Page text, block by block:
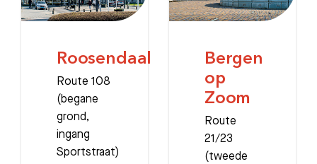
Roosendaal
Route 108
(begane
grond,
ingang
Sportstraat)
Bergen
op
Zoom
Route
21/23
(tweede